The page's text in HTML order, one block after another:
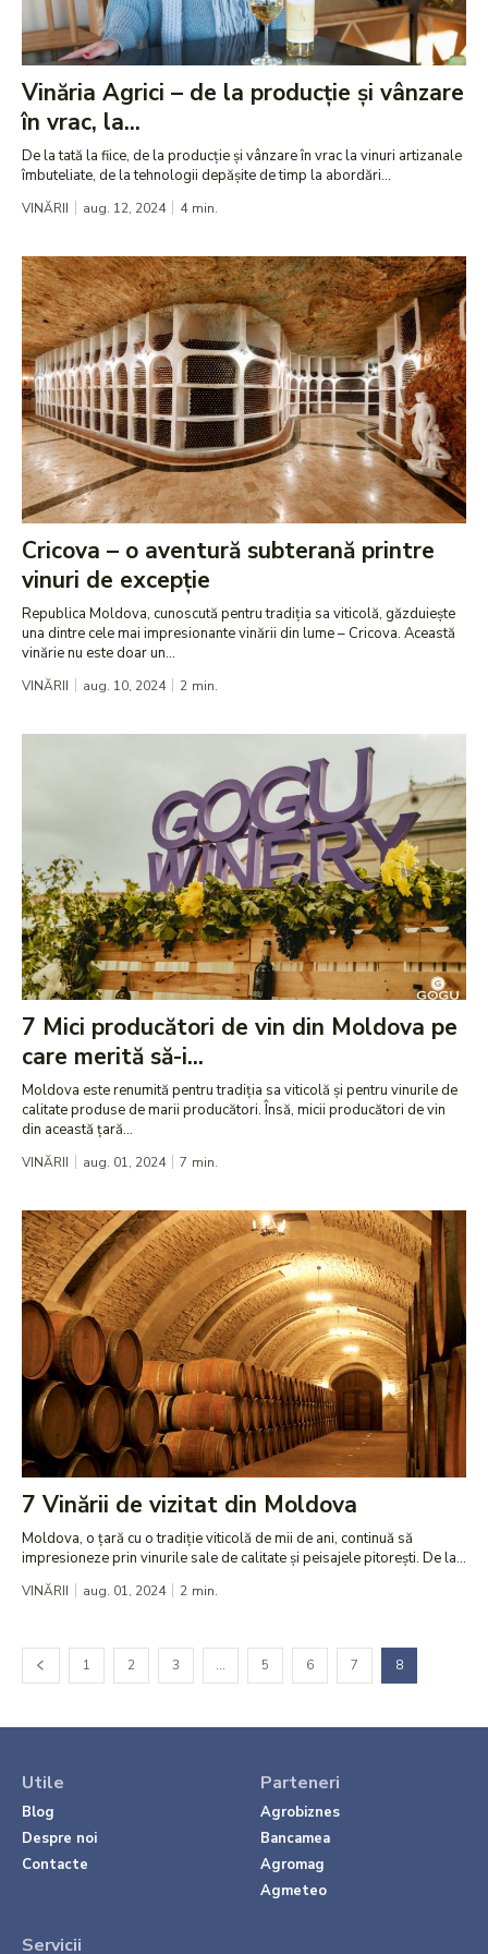
Vinăria Agrici – de la producție și vânzare
în vrac, la...
De la tată la fiice, de la producție și vânzare în vrac la vinuri artizanale
îmbuteliate, de la tehnologii depășite de timp la abordări...
VINĂRII aug. 12, 2024 4 min.
Cricova – o aventură subterană printre
vinuri de excepție
Republica Moldova, cunoscută pentru tradiția sa viticolă, găzduiește
una dintre cele mai impresionante vinării din lume – Cricova. Această
vinărie nu este doar un...
VINĂRII aug. 10, 2024 2 min.
7 Mici producători de vin din Moldova pe
care merită să-i...
Moldova este renumită pentru tradiția sa viticolă și pentru vinurile de
calitate produse de marii producători. Însă, micii producători de vin
din această țară...
VINĂRII aug. 01, 2024 7 min.
7 Vinării de vizitat din Moldova
Moldova, o țară cu o tradiție viticolă de mii de ani, continuă să
impresioneze prin vinurile sale de calitate și peisajele pitorești. De la...
VINĂRII aug. 01, 2024 2 min.
1 2 3 … 5 6 7 8
Utile
Blog
Despre noi
Contacte
Parteneri
Agrobiznes
Bancamea
Agromag
Agmeteo
Servicii